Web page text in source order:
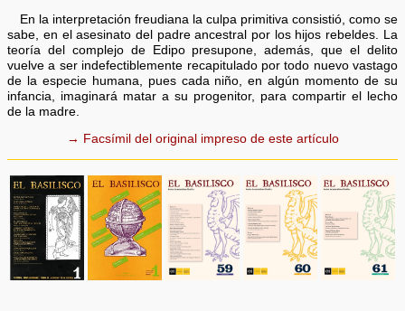
En la interpretación freudiana la culpa primitiva consistió, como se
sabe, en el asesinato del padre ancestral por los hijos rebeldes. La
teoría del complejo de Edipo presupone, además, que el delito
vuelve a ser indefectiblemente recapitulado por todo nuevo vastago
de la especie humana, pues cada niño, en algún momento de su
infancia, imaginará matar a su progenitor, para compartir el lecho
de la madre.
→ Facsímil del original impreso de este artículo